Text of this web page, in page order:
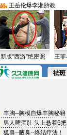
王岳伦爆李湘胎教
新版“西游”绝密照 王